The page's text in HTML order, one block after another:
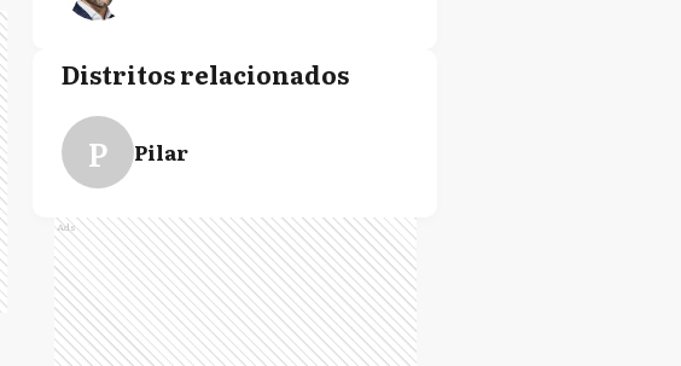
Distritos relacionados
P Pilar
Ads